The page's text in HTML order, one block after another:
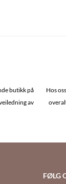
butikk på
av
Hos
FØLG